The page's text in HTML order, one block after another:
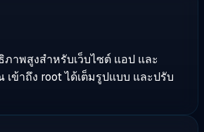
ภาพสูงสำหรับเว็บไซต์ แอป และ
ข้าถึง root ได้เต็มรูปแบบ และปรับ